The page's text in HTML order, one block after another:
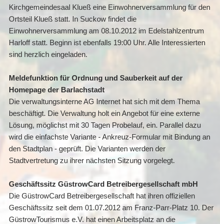
Kirchgemeindesaal Klueß eine Einwohnerversammlung für den
Ortsteil Klueß statt. In Suckow findet die
Einwohnerversammlung am 08.10.2012 im Edelstahlzentrum
Harloff statt. Beginn ist ebenfalls 19:00 Uhr. Alle Interessierten
sind herzlich eingeladen.
Meldefunktion für Ordnung und Sauberkeit auf der
Homepage der Barlachstadt
Die verwaltungsinterne AG Internet hat sich mit dem Thema
beschäftigt. Die Verwaltung holt ein Angebot für eine externe
Lösung, möglichst mit 30 Tagen Probelauf, ein. Parallel dazu
wird die einfachste Variante - Ankreuz-Formular mit Bindung an
den Stadtplan - geprüft. Die Varianten werden der
Stadtvertretung zu ihrer nächsten Sitzung vorgelegt.
Geschäftssitz GüstrowCard Betreibergesellschaft mbH
Die GüstrowCard Betreibergesellschaft hat ihren offiziellen
Geschäftssitz seit dem 01.07.2012 am Franz-Parr-Platz 10. Der
GüstrowTourismus e.V. hat einen Arbeitsplatz an die